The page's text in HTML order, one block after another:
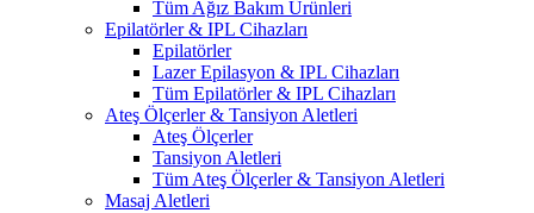
Tüm Ağız Bakım Ürünleri
Epilatörler & IPL Cihazları
Epilatörler
Lazer Epilasyon & IPL Cihazları
Tüm Epilatörler & IPL Cihazları
Ateş Ölçerler & Tansiyon Aletleri
Ateş Ölçerler
Tansiyon Aletleri
Tüm Ateş Ölçerler & Tansiyon Aletleri
Masaj Aletleri